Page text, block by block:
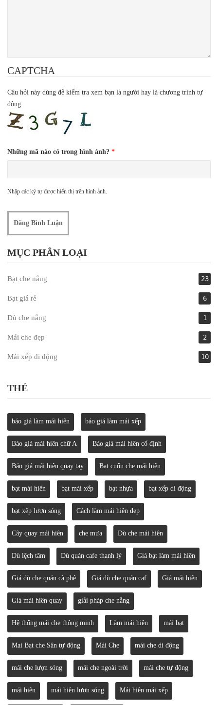
CAPTCHA
Câu hỏi này dùng để kiểm tra xem bạn là người hay là chương trình tự
động.
Những mã nào có trong hình ảnh? *
Nhập các ký tự được hiển thị trên hình ảnh.
MỤC PHÂN LOẠI
Bạt che nắng 23
Bạt giá rẻ 6
Dù che nắng 1
Mái che đẹp 2
Mái xếp di động 10
THẺ
báo giá làm mái hiên báo giá làm mái xếp
Báo giá mái hiên chữ A Báo giá mái hiên cố định
Báo giá mái hiên quay tay Bạt cuốn che mái hiên
bạt mái hiên bạt mái xếp bạt nhựa bạt xếp di động
bạt xếp lượn sóng Cách làm mái hiên đẹp
Cây quay mái hiên che mưa Dù che mái hiên
Dù lệch tâm Dù quán cafe thanh lý Giá bạt làm mái hiên
Giá dù che quán cà phê Giá dù che quán caf Giá mái hiên
Giá mái hiên quay giải pháp che nắng
Hệ thống mái che thông minh Làm mái hiên mái bạt
Mai Bạt che Sân tự động Mái Che mái che di động
mái che lượn sóng mái che ngoài trời mái che tự động
mái hiên mái hiên lượn sóng Mái hiên mái xếp